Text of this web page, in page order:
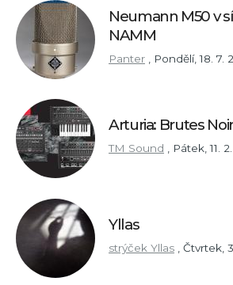
Neumann M50 v
NAMM
Panter Pondělí, 18. 7.
Arturia: Brutes
TM Sound Pátek, 11.
Yllas
strýček Yllas Čtvrtek,